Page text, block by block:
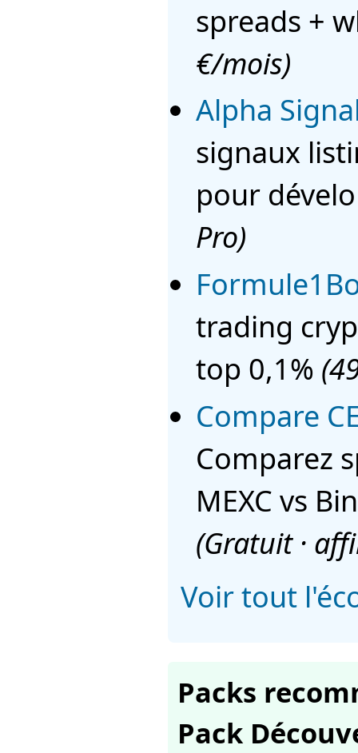
spreads +
€/mois)
Alpha
signaux
pour
Pro)
trading
top 0,1%
Compare
Comparez
MEXC vs
(Gratuit ·
Voir tout
Packs
Pack